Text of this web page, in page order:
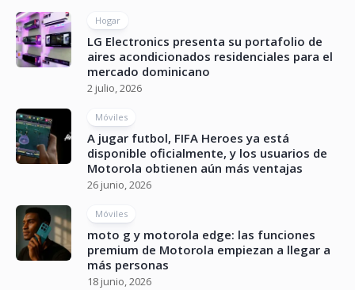
Hogar
LG Electronics presenta su portafolio de
aires acondicionados residenciales para el
mercado dominicano
2 julio, 2026
Móviles
A jugar futbol, FIFA Heroes ya está
disponible oficialmente, y los usuarios de
Motorola obtienen aún más ventajas
26 junio, 2026
Móviles
moto g y motorola edge: las funciones
premium de Motorola empiezan a llegar a
más personas
18 junio, 2026